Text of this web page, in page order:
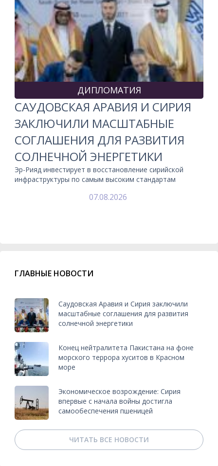
ДИПЛОМАТИЯ
САУДОВСКАЯ АРАВИЯ И СИРИЯ
ЗАКЛЮЧИЛИ МАСШТАБНЫЕ
СОГЛАШЕНИЯ ДЛЯ РАЗВИТИЯ
СОЛНЕЧНОЙ ЭНЕРГЕТИКИ
Эр-Рияд инвестирует в восстановление сирийской
инфраструктуры по самым высоким стандартам
07.08.2026
ГЛАВНЫЕ НОВОСТИ
Саудовская Аравия и Сирия заключили
масштабные соглашения для развития
солнечной энергетики
Конец нейтралитета Пакистана на фоне
морского террора хуситов в Красном
море
Экономическое возрождение: Сирия
впервые с начала войны достигла
самообеспечения пшеницей
ЧИТАТЬ ВСЕ НОВОСТИ